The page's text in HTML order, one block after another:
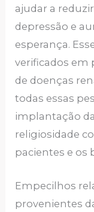
ajudar a
depressão e
esperança.
verificados em
de doenças
todas essas
implantação
religiosidade
pacientes e os
Empecilhos
provenientes